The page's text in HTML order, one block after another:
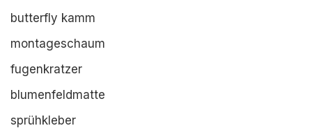
butterfly kamm
montageschaum
fugenkratzer
blumenfeldmatte
sprühkleber